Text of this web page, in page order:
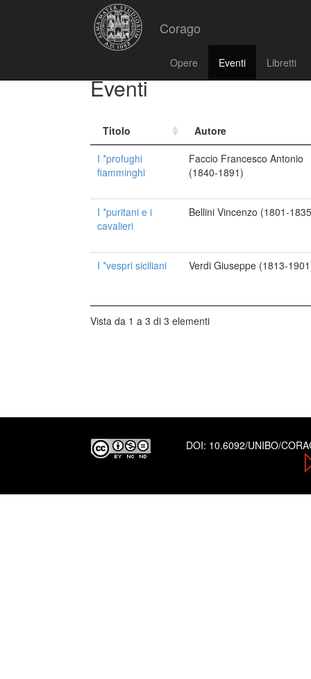
Corago
Opere Eventi Libretti
Eventi
Titolo
Autore
I *profughi
fiamminghi
Faccio Francesco Antonio
(1840-1891)
I *puritani e i
cavalieri
Bellini Vincenzo (1801-
I *vespri siciliani Verdi Giuseppe (1813-
Vista da 1 a 3 di 3 elementi
DOI: 10.6092/UNIBO/